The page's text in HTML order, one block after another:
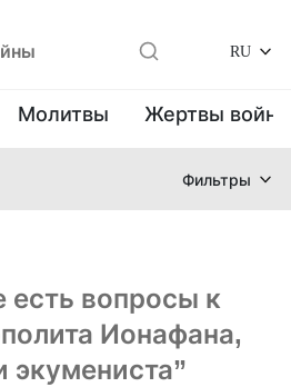
RU
Молитвы Жертвы
Фильтры
есть вопросы к
Ионафана,
экумениста”